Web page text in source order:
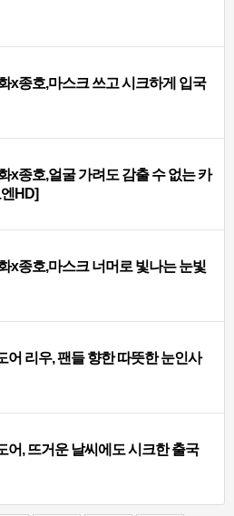
x종호,마스크 쓰고 시크하게 입국
x종호,얼굴 가려도 감출 수 없는 카
HD]
x종호,마스크 너머로 빛나는 눈빛
어 리우, 팬들 향한 따뜻한 눈인사
어, 뜨거운 날씨에도 시크한 출국